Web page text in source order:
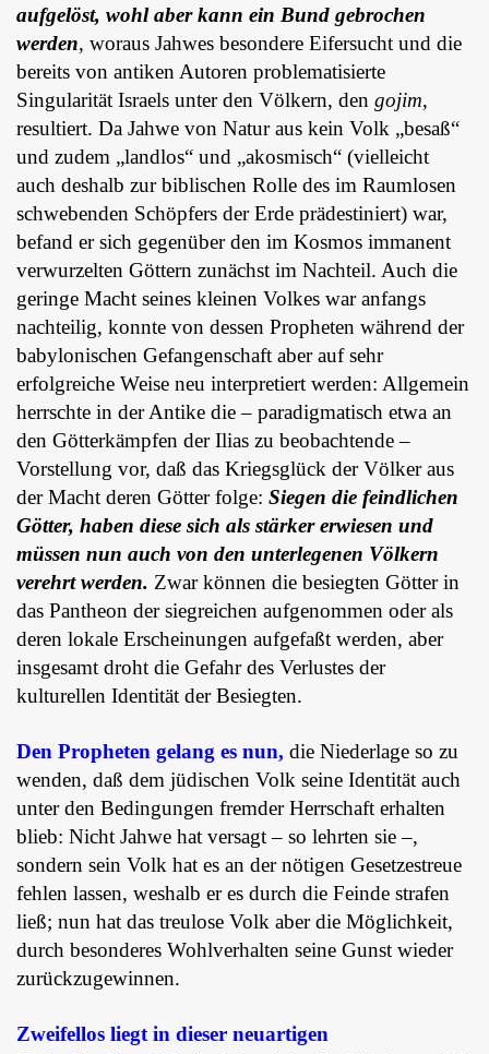
aufgelöst, wohl aber kann ein Bund gebrochen
werden, woraus Jahwes besondere Eifersucht und die
bereits von antiken Autoren problematisierte
Singularität Israels unter den Völkern, den gojim,
resultiert. Da Jahwe von Natur aus kein Volk „besaß“
und zudem „landlos“ und „akosmisch“ (vielleicht
auch deshalb zur biblischen Rolle des im Raumlosen
schwebenden Schöpfers der Erde prädestiniert) war,
befand er sich gegenüber den im Kosmos immanent
verwurzelten Göttern zunächst im Nachteil. Auch die
geringe Macht seines kleinen Volkes war anfangs
nachteilig, konnte von dessen Propheten während der
babylonischen Gefangenschaft aber auf sehr
erfolgreiche Weise neu interpretiert werden: Allgemein
herrschte in der Antike die – paradigmatisch etwa an
den Götterkämpfen der Ilias zu beobachtende –
Vorstellung vor, daß das Kriegsglück der Völker aus
der Macht deren Götter folge: Siegen die feindlichen
Götter, haben diese sich als stärker erwiesen und
müssen nun auch von den unterlegenen Völkern
verehrt werden. Zwar können die besiegten Götter in
das Pantheon der siegreichen aufgenommen oder als
deren lokale Erscheinungen aufgefaßt werden, aber
insgesamt droht die Gefahr des Verlustes der
kulturellen Identität der Besiegten.
Den Propheten gelang es nun, die Niederlage so zu
wenden, daß dem jüdischen Volk seine Identität auch
unter den Bedingungen fremder Herrschaft erhalten
blieb: Nicht Jahwe hat versagt – so lehrten sie –,
sondern sein Volk hat es an der nötigen Gesetzestreue
fehlen lassen, weshalb er es durch die Feinde strafen
ließ; nun hat das treulose Volk aber die Möglichkeit,
durch besonderes Wohlverhalten seine Gunst wieder
zurückzugewinnen.
Zweifellos liegt in dieser neuartigen